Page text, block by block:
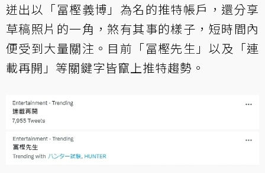
迸出以「冨樫義博」為名的推特帳戶，還分享
草稿照片的一角，煞有其事的樣子，短時間內
便受到大量關注。目前「冨樫先生」以及「連
載再開」等關鍵字皆竄上推特趨勢。